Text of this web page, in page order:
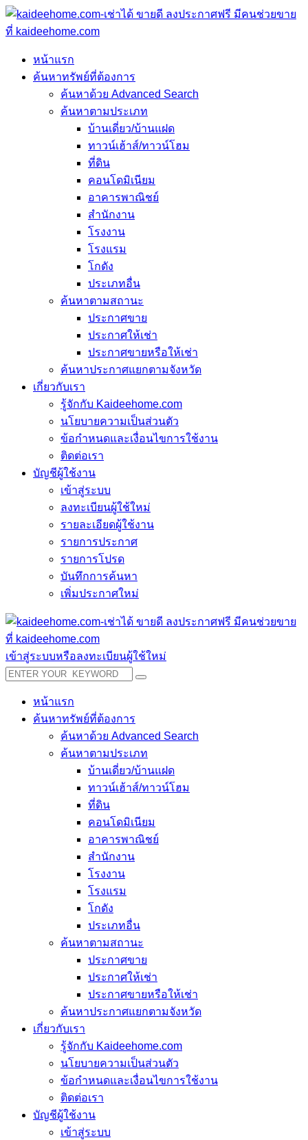
หน้าแรก
ค้นหาทรัพย์ที่ต้องการ
ค้นหาด้วย Advanced Search
ค้นหาตามประเภท
บ้านเดี่ยว/บ้านแฝด
ทาวน์เฮ้าส์/ทาวน์โฮม
ที่ดิน
คอนโดมิเนียม
อาคารพาณิชย์
สำนักงาน
โรงงาน
โรงแรม
โกดัง
ประเภทอื่น
ค้นหาตามสถานะ
ประกาศขาย
ประกาศให้เช่า
ประกาศขายหรือให้เช่า
ค้นหาประกาศแยกตามจังหวัด
เกี่ยวกับเรา
รู้จักกับ Kaideehome.com
นโยบายความเป็นส่วนตัว
ข้อกำหนดและเงื่อนไขการใช้งาน
ติดต่อเรา
บัญชีผู้ใช้งาน
เข้าสู่ระบบ
ลงทะเบียนผู้ใช้ใหม่
รายละเอียดผู้ใช้งาน
รายการประกาศ
รายการโปรด
บันทึกการค้นหา
เพิ่มประกาศใหม่
เข้าสู่ระบบหรือลงทะเบียนผู้ใช้ใหม่
หน้าแรก
ค้นหาทรัพย์ที่ต้องการ
ค้นหาด้วย Advanced Search
ค้นหาตามประเภท
บ้านเดี่ยว/บ้านแฝด
ทาวน์เฮ้าส์/ทาวน์โฮม
ที่ดิน
คอนโดมิเนียม
อาคารพาณิชย์
สำนักงาน
โรงงาน
โรงแรม
โกดัง
ประเภทอื่น
ค้นหาตามสถานะ
ประกาศขาย
ประกาศให้เช่า
ประกาศขายหรือให้เช่า
ค้นหาประกาศแยกตามจังหวัด
เกี่ยวกับเรา
รู้จักกับ Kaideehome.com
นโยบายความเป็นส่วนตัว
ข้อกำหนดและเงื่อนไขการใช้งาน
ติดต่อเรา
บัญชีผู้ใช้งาน
เข้าสู่ระบบ